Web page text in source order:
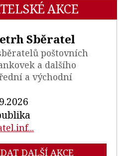
AKCE
Sběratel
poštovních
a dalšího
a východní
DALŠÍ AKCE